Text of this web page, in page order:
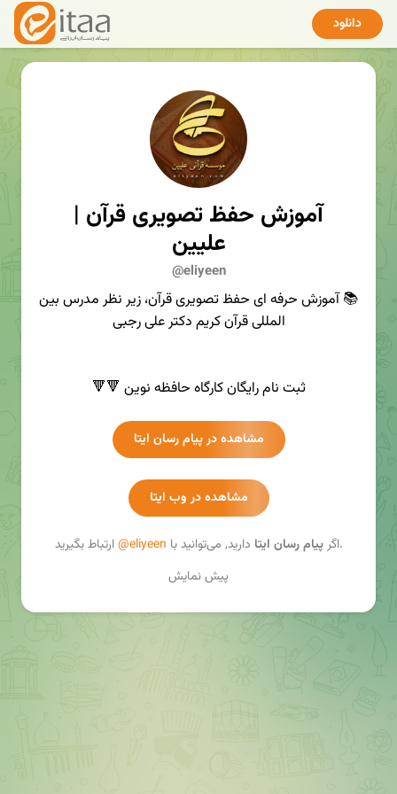
دانلود
آموزش حفظ تصویری قرآن |
علیین
@eliyeen
📚 آموزش حرفه ای حفظ تصویری قرآن، زیر نظر مدرس بین
المللی قرآن کریم دکتر علی رجبی
ثبت نام رایگان کارگاه حافظه نوین 🔻🔻
پشتیبانی🔻🔻
@admin_eliyeen
نظرات قرآن آموزان🔻🔻
@about_eliyeen
مشاهده در پیام رسان ایتا
مشاهده در وب ایتا
اگرپیام رسان ایتا دارید, می‌توانید با @eliyeen
ارتباط بگیرید.
پیش نمایش